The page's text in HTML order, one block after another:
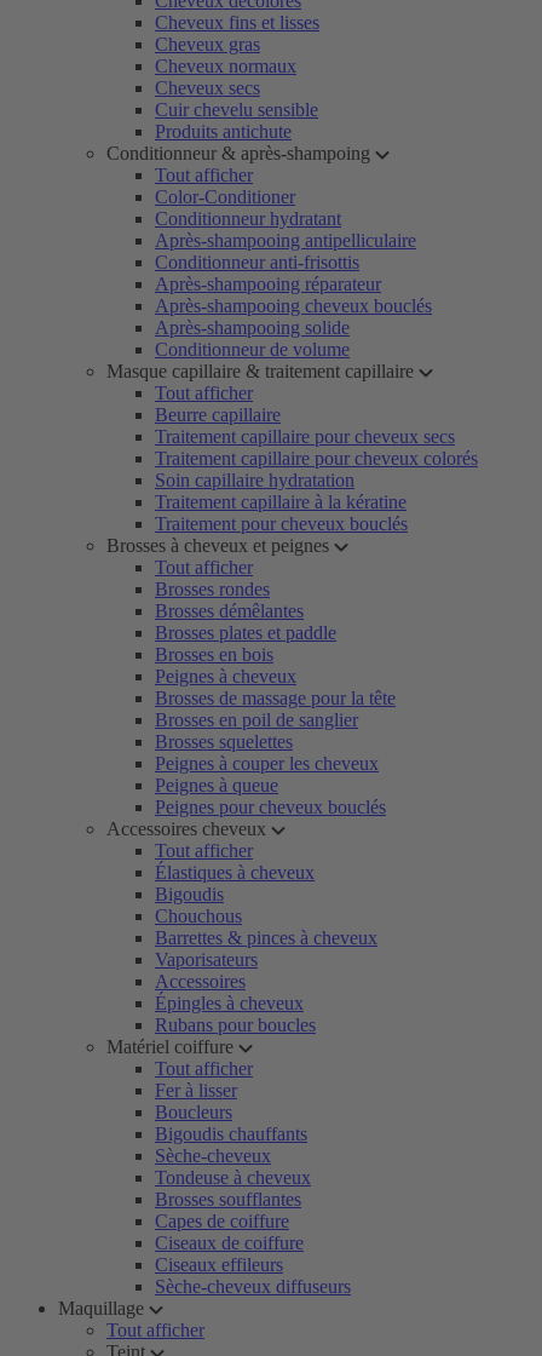
Cheveux fins et lisses
Cheveux gras
Cheveux normaux
Cheveux secs
Cuir chevelu sensible
Produits antichute
Conditionneur & après-shampoing
Tout afficher
Color-Conditioner
Conditionneur hydratant
Après-shampooing antipelliculaire
Conditionneur anti-frisottis
Après-shampooing réparateur
Après-shampooing cheveux bouclés
Après-shampooing solide
Conditionneur de volume
Masque capillaire & traitement capillaire
Tout afficher
Beurre capillaire
Traitement capillaire pour cheveux secs
Traitement capillaire pour cheveux colorés
Soin capillaire hydratation
Traitement capillaire à la kératine
Traitement pour cheveux bouclés
Brosses à cheveux et peignes
Tout afficher
Brosses rondes
Brosses démêlantes
Brosses plates et paddle
Brosses en bois
Peignes à cheveux
Brosses de massage pour la tête
Brosses en poil de sanglier
Brosses squelettes
Peignes à couper les cheveux
Peignes à queue
Peignes pour cheveux bouclés
Accessoires cheveux
Tout afficher
Élastiques à cheveux
Bigoudis
Chouchous
Barrettes & pinces à cheveux
Vaporisateurs
Accessoires
Épingles à cheveux
Rubans pour boucles
Matériel coiffure
Tout afficher
Fer à lisser
Boucleurs
Bigoudis chauffants
Sèche-cheveux
Tondeuse à cheveux
Brosses soufflantes
Capes de coiffure
Ciseaux de coiffure
Ciseaux effileurs
Sèche-cheveux diffuseurs
Maquillage
Tout afficher
Teint